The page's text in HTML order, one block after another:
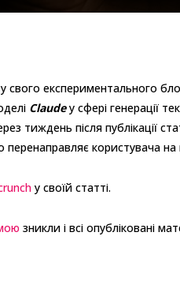
свого експериментального
Claudeу сфері генерації
тиждень після публікації
користувача на
у своїй статті.
зникли і всі опубліковані